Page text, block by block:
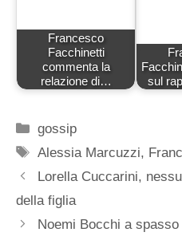
Francesco
Facchinetti
commenta la
relazione di…
sul
Categorie
gossip
Tag
Alessia Marcuzzi,
Lorella Cuccarini,
della figlia
Noemi Bocchi a